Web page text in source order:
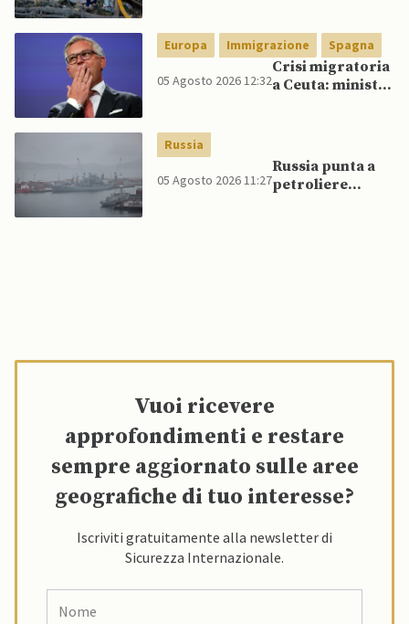
120 missili
balistici
potrebbero
presto colpire
Europa Immigrazione Spagna
05 Agosto 2026 12:32
Crisi migratoria
a Ceuta: ministri
schierano a
sostegno della
Spagna
Russia
05 Agosto 2026 11:27
Russia punta a
petroliere
Vuoi ricevere
approfondimenti e restare
sempre aggiornato sulle aree
geografiche di tuo interesse?
Iscriviti gratuitamente alla newsletter di
Sicurezza Internazionale.